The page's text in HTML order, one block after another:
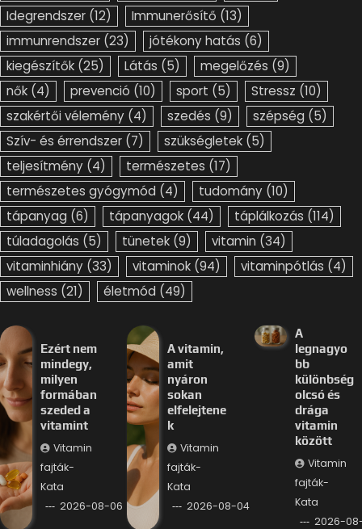
Idegrendszer (12) Immunerősítő (13)
immunrendszer (23) jótékony hatás (6)
kiegészítők (25) Látás (5) megelőzés (9)
nők (4) prevenció (10) sport (5) Stressz (10)
szakértői vélemény (4) szedés (9) szépség (5)
Szív- és érrendszer (7) szükségletek (5)
teljesítmény (4) természetes (17)
természetes gyógymód (4) tudomány (10)
tápanyag (6) tápanyagok (44) táplálkozás (114)
túladagolás (5) tünetek (9) vitamin (34)
vitaminhiány (33) vitaminok (94) vitaminpótlás (4)
wellness (21) életmód (49)
Ezért nem
mindegy,
milyen
formában
szeded a
vitamint
Vitamin
fajták-
Kata
2026-08-06
A vitamin,
amit
nyáron
sokan
elfelejtene
k
Vitamin
fajták-
Kata
2026-08-04
A
legnagyo
bb
különbség
olcsó és
drága
vitamin
között
Vitamin
fajták-
Kata
2026-